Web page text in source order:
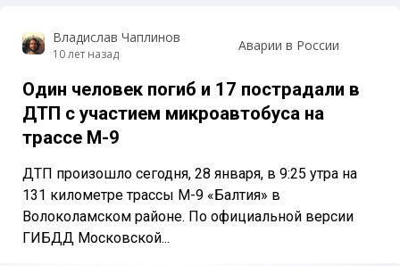
Владислав Чаплинов
10 лет назад Аварии в России
Один человек погиб и 17 пострадали в
ДТП с участием микроавтобуса на
трассе М-9
ДТП произошло сегодня, 28 января, в 9:25 утра на
131 километре трассы М-9 «Балтия» в
Волоколамском районе. По официальной версии
ГИБДД Московской...